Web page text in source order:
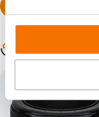
Populare în